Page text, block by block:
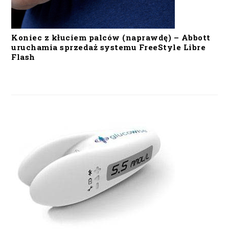
Koniec z kłuciem palców (naprawdę) – Abbott
uruchamia sprzedaż systemu FreeStyle Libre
Flash